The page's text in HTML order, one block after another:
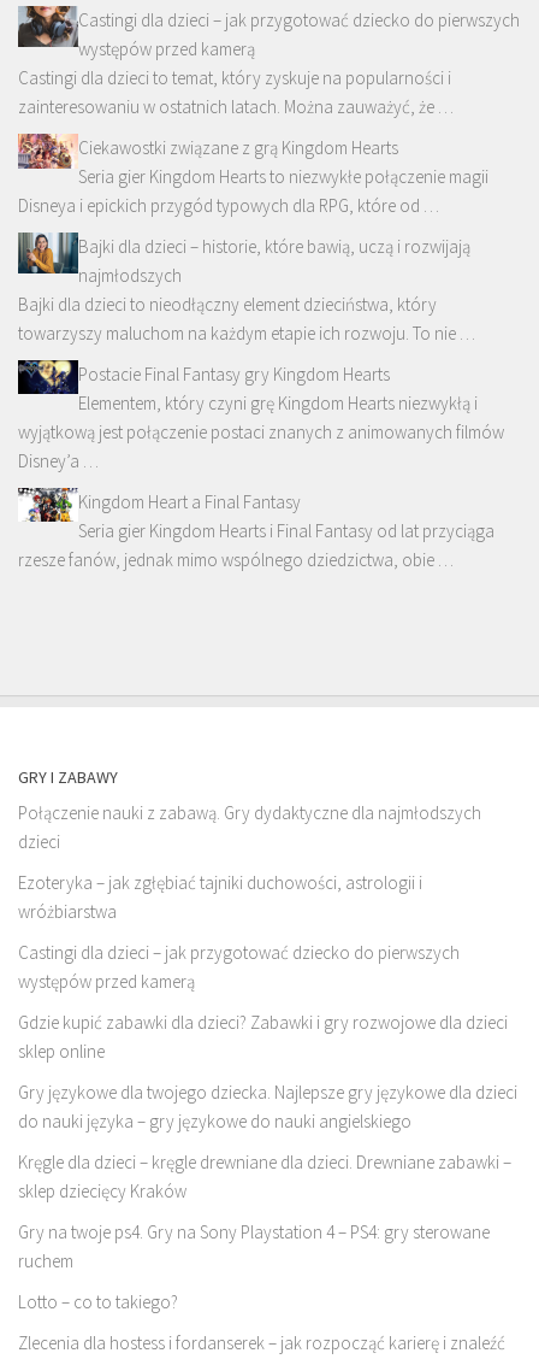
Castingi dla dzieci – jak przygotować dziecko do pierwszych
występów przed kamerą
Castingi dla dzieci to temat, który zyskuje na popularności i
zainteresowaniu w ostatnich latach. Można zauważyć, że …
Ciekawostki związane z grą Kingdom Hearts
Seria gier Kingdom Hearts to niezwykłe połączenie magii
Disneya i epickich przygód typowych dla RPG, które od …
Bajki dla dzieci – historie, które bawią, uczą i rozwijają
najmłodszych
Bajki dla dzieci to nieodłączny element dzieciństwa, który
towarzyszy maluchom na każdym etapie ich rozwoju. To nie …
Postacie Final Fantasy gry Kingdom Hearts
Elementem, który czyni grę Kingdom Hearts niezwykłą i
wyjątkową jest połączenie postaci znanych z animowanych filmów
Disney’a …
Kingdom Heart a Final Fantasy
Seria gier Kingdom Hearts i Final Fantasy od lat przyciąga
rzesze fanów, jednak mimo wspólnego dziedzictwa, obie …
GRY I ZABAWY
Połączenie nauki z zabawą. Gry dydaktyczne dla najmłodszych
dzieci
Ezoteryka – jak zgłębiać tajniki duchowości, astrologii i
wróżbiarstwa
Castingi dla dzieci – jak przygotować dziecko do pierwszych
występów przed kamerą
Gdzie kupić zabawki dla dzieci? Zabawki i gry rozwojowe dla dzieci
sklep online
Gry językowe dla twojego dziecka. Najlepsze gry językowe dla dzieci
do nauki języka – gry językowe do nauki angielskiego
Kręgle dla dzieci – kręgle drewniane dla dzieci. Drewniane zabawki –
sklep dziecięcy Kraków
Gry na twoje ps4. Gry na Sony Playstation 4 – PS4: gry sterowane
ruchem
Lotto – co to takiego?
Zlecenia dla hostess i fordanserek – jak rozpocząć karierę i znaleźć